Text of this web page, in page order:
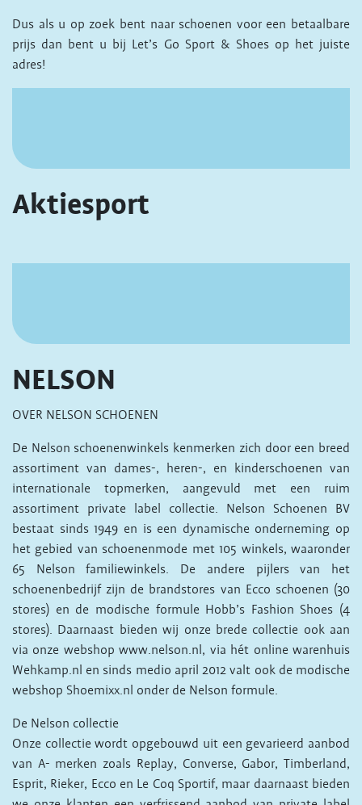
Dus als u op zoek bent naar schoenen voor een betaalbare
prijs dan bent u bij Let’s Go Sport & Shoes op het juiste
adres!
Aktiesport
NELSON
OVER NELSON SCHOENEN
De Nelson schoenenwinkels kenmerken zich door een breed
assortiment van dames-, heren-, en kinderschoenen van
internationale topmerken, aangevuld met een ruim
assortiment private label collectie. Nelson Schoenen BV
bestaat sinds 1949 en is een dynamische onderneming op
het gebied van schoenenmode met 105 winkels, waaronder
65 Nelson familiewinkels. De andere pijlers van het
schoenenbedrijf zijn de brandstores van Ecco schoenen (30
stores) en de modische formule Hobb’s Fashion Shoes (4
stores). Daarnaast bieden wij onze brede collectie ook aan
via onze webshop www.nelson.nl, via hét online warenhuis
Wehkamp.nl en sinds medio april 2012 valt ook de modische
webshop Shoemixx.nl onder de Nelson formule.
De Nelson collectie
Onze collectie wordt opgebouwd uit een gevarieerd aanbod
van A- merken zoals Replay, Converse, Gabor, Timberland,
Esprit, Rieker, Ecco en Le Coq Sportif, maar daarnaast bieden